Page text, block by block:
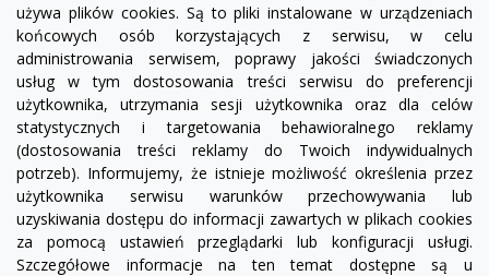
używa plików cookies. Są to pliki instalowane w urządzeniach
końcowych osób korzystających z serwisu, w celu
administrowania serwisem, poprawy jakości świadczonych
usług w tym dostosowania treści serwisu do preferencji
użytkownika, utrzymania sesji użytkownika oraz dla celów
statystycznych i targetowania behawioralnego reklamy
(dostosowania treści reklamy do Twoich indywidualnych
potrzeb). Informujemy, że istnieje możliwość określenia przez
użytkownika serwisu warunków przechowywania lub
uzyskiwania dostępu do informacji zawartych w plikach cookies
za pomocą ustawień przeglądarki lub konfiguracji usługi.
Szczegółowe informacje na ten temat dostępne są u